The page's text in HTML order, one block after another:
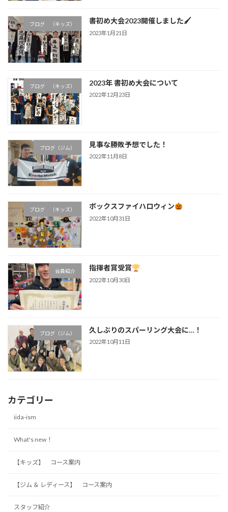
ブログ （キッズ） 書初め大会2023開催しました🖌
2023年1月21日
ブログ （キッズ） 2023年 書初め大会について
2022年12月23日
ブログ（ジム） 見事な勝敗予想でした！
2022年11月8日
ブログ （キッズ） ボックスファイハロウィン
2022年10月31日
会員紹介 指揮者賞受賞
2022年10月30日
ブログ（ジム） 久しぶりのスパーリング大会に…！
2022年10月11日
カテゴリー
iida-ism
What's new！
【キッズ】 コース案内
【ジム ＆ レディース】 コース案内
スタッフ紹介